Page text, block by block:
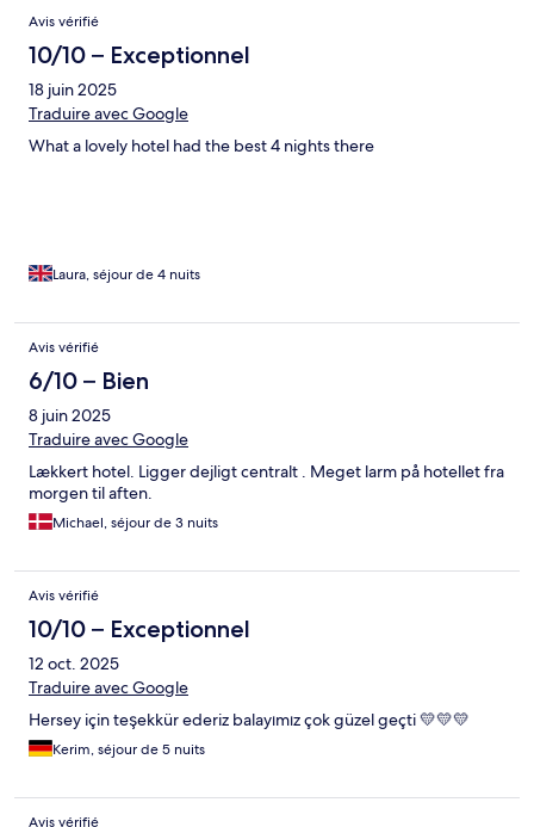
Avis vérifié
10/10 – Exceptionnel
18 juin 2025
Traduire avec Google
What a lovely hotel had the best 4 nights there
Laura, séjour de 4 nuits
Avis vérifié
6/10 – Bien
8 juin 2025
Traduire avec Google
Lækkert hotel. Ligger dejligt centralt . Meget larm på hotellet fra
morgen til aften.
Michael, séjour de 3 nuits
Avis vérifié
10/10 – Exceptionnel
12 oct. 2025
Traduire avec Google
Hersey için teşekkür ederiz balayımız çok güzel geçti 💛💛💛
Kerim, séjour de 5 nuits
Avis vérifié